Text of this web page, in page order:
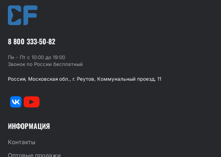
8 800 333-50-82
Пн - Пт с 10:00 до 19:00
Звонок по России бесплатный
Россия, Московская обл., г. Реутов, Коммунальный проезд, 11
ИНФОРМАЦИЯ
Контакты
Оптовые продажи